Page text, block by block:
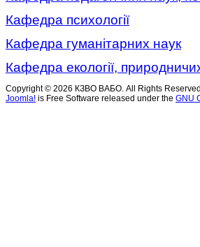
Кафедра психології
Кафедра гуманітарних наук
Кафедра екології,
Copyright © 2026 КЗВО ВАБО. All Rights
Joomla! is Free Software released under the GNU